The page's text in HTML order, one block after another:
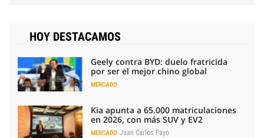
HOY DESTACAMOS
Geely contra BYD: duelo fratricida
por ser el mejor chino global
MERCADO
Kia apunta a 65.000 matriculaciones
en 2026, con más SUV y EV2
MERCADO Juan Carlos Payo